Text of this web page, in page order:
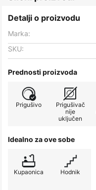
Detalji o proizvodu
Marka:
SKU:
Prednosti proizvoda
Prigušivo
Prigušivač
nije
uključen
Idealno za ove sobe
Kupaonica Hodnik